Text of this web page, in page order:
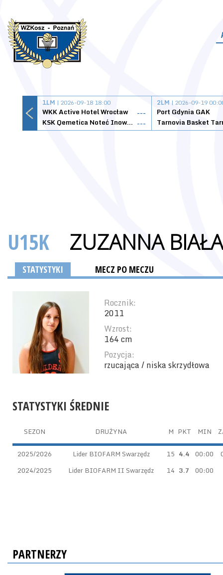
1LM | 2026-09-18 18:00
WKK Active Hotel Wrocław
---
KSK Qemetica Noteć Inowrocław ---
2LM | 2026-09-19
Port Gdynia GAK
U15K ZUZANNA
STATYSTYKI MECZ PO MECZU
Rocznik:
2011
Wzrost:
164 cm
Pozycja:
rzucająca / niska skrzydłowa
STATYSTYKI ŚREDNIE
SEZON DRUŻYNA M PKT MIN
2025/2026 Lider BIOFARM Swarzędz 15 4.4 00:00
2024/2025
Lider BIOFARM II Swarzędz 14 3.7 00:00
PARTNERZY